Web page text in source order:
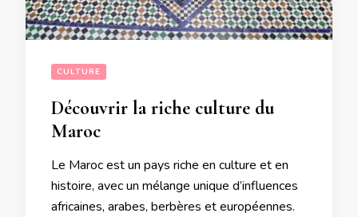
CULTURE
Découvrir la riche culture du
Maroc
Le Maroc est un pays riche en culture et en
histoire, avec un mélange unique d’influences
africaines, arabes, berbères et européennes.